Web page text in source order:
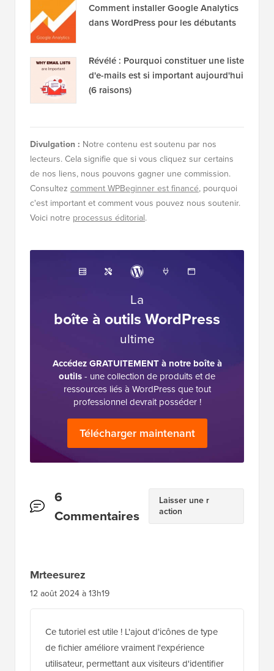
Comment installer Google Analytics
dans WordPress pour les débutants
Révélé : Pourquoi constituer une liste
d'e-mails est si important aujourd'hui
(6 raisons)
Divulgation : Notre contenu est soutenu par nos
lecteurs. Cela signifie que si vous cliquez sur certains
de nos liens, nous pouvons gagner une commission.
Consultez comment WPBeginner est financé, pourquoi
c'est important et comment vous pouvez nous soutenir.
Voici notre processus éditorial.
La
boîte à outils WordPress
ultime
Accédez GRATUITEMENT à notre boîte à
outils- une collection de produits et de
ressources liés à WordPress que tout
professionnel devrait posséder !
Télécharger maintenant
Interactions
des
6
Commentaires
Laisser une r
action
Mrteesurez
12 août 2024 à 13h19
Ce tutoriel est utile ! L'ajout d'icônes de type
de fichier améliore vraiment l'expérience
utilisateur, permettant aux visiteurs d'identifier